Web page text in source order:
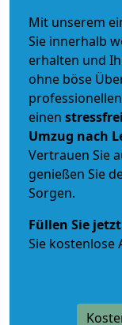
Mit unserem
Sie innerhalb
erhalten und
ohne böse
einen
Umzug nach
Vertrauen Sie
genießen Sie
Sorgen.
Füllen Sie
Sie kostenlose